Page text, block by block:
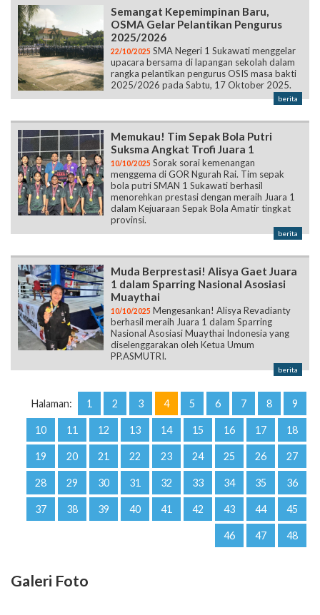
Semangat Kepemimpinan Baru,
OSMA Gelar Pelantikan Pengurus
2025/2026
22/10/2025 SMA Negeri 1 Sukawati menggelar
upacara bersama di lapangan sekolah dalam
rangka pelantikan pengurus OSIS masa bakti
2025/2026 pada Sabtu, 17 Oktober 2025.
berita
Memukau! Tim Sepak Bola Putri
Suksma Angkat Trofi Juara 1
10/10/2025 Sorak sorai kemenangan
menggema di GOR Ngurah Rai. Tim sepak
bola putri SMAN 1 Sukawati berhasil
menorehkan prestasi dengan meraih Juara 1
dalam Kejuaraan Sepak Bola Amatir tingkat
provinsi.
berita
Muda Berprestasi! Alisya Gaet Juara
1 dalam Sparring Nasional Asosiasi
Muaythai
10/10/2025 Mengesankan! Alisya Revadianty
berhasil meraih Juara 1 dalam Sparring
Nasional Asosiasi Muaythai Indonesia yang
diselenggarakan oleh Ketua Umum
PP.ASMUTRI.
berita
Halaman: 1 2 3 4 5 6 7 8 9
10 11 12 13 14 15 16 17 18
19 20 21 22 23 24 25 26 27
28 29 30 31 32 33 34 35 36
37 38 39 40 41 42 43 44 45
46 47 48
Galeri Foto